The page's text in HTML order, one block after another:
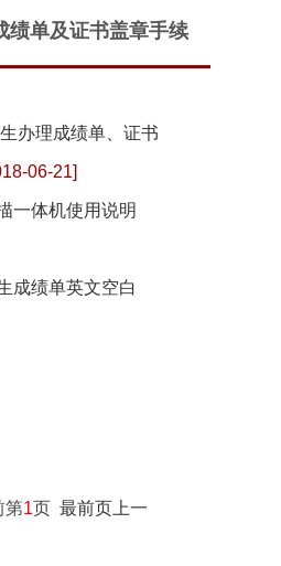
绩单及证书盖章手续
办理成绩单、证书
06-21]
一体机使用说明
成绩单英文空白
第1页 最前页 上一